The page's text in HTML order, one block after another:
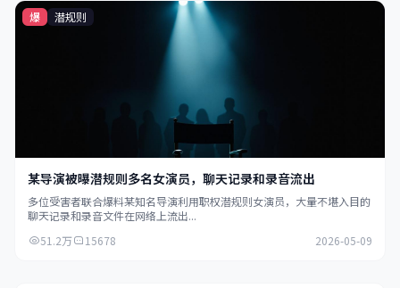
爆 潜规则
某导演被曝潜规则多名女演员，聊天记录和录音流出
多位受害者联合爆料某知名导演利用职权潜规则女演员，大量不堪入目的
聊天记录和录音文件在网络上流出...
51.2万
15678 2026-05-09